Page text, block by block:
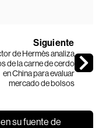
Siguiente
de Hermès analiza
de la carne de cerdo
en China para evaluar
mercado de bolsos
en su fuente de